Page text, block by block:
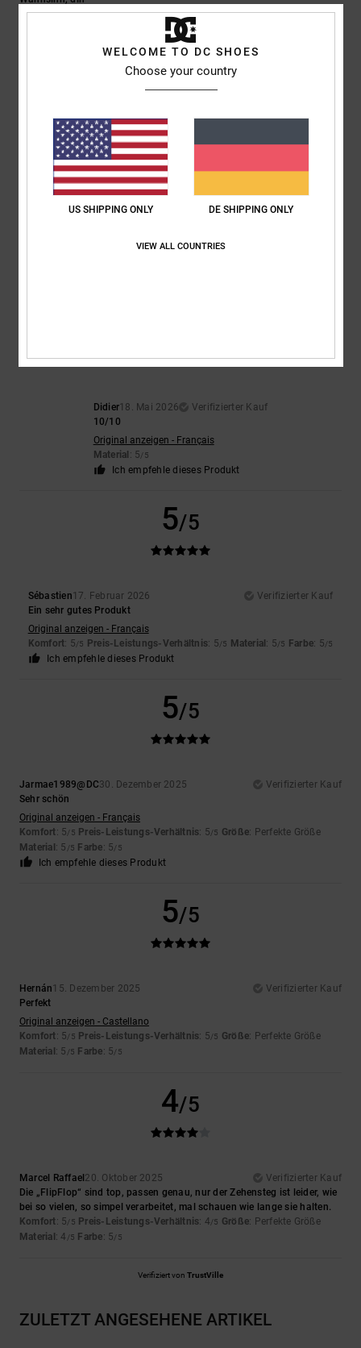
Preis-Leistungs-Verhältnis
5 /5
5. Juni 2026
Ich bin begeistert von den Produkten von DCSHOES! Die
Preis-Leistungs-Verhältnis: 5/5 Größe
Didier18. Mai 2026
Verifizierter Kauf
10/10
Original anzeigen - Français
Material : 5/5
Ich empfehle dieses Produkt
5/5
Sébastien17. Februar 2026
Verifizierter Kauf
Ein sehr gutes Produkt
Original anzeigen - Français
Komfort: 5/5 Preis-Leistungs-Verhältnis: 5/5 Material : 5/5 Farbe: 5/5
Ich empfehle dieses Produkt
5/5
Jarmae1989@DC30. Dezember 2025
Verifizierter Kauf
Sehr schön
Original anzeigen - Français
Komfort: 5/5 Preis-Leistungs-Verhältnis: 5/5 Größe: Perfekte Größe
Material : 5 /5 Farbe: 5/5
Ich empfehle dieses Produkt
5/5
Hernán15. Dezember 2025
Verifizierter Kauf
Perfekt
Original anzeigen - Castellano
Komfort: 5/5 Preis-Leistungs-Verhältnis: 5/5 Größe: Perfekte Größe
Material : 5 /5 Farbe: 5/5
4/5
Marcel Raffael 20. Oktober 2025
Verifizierter Kauf
Die „FlipFlop“ sind top, passen genau, nur der Zehensteg ist leider, wie
bei so vielen, so simpel verarbeitet, mal schauen wie lange sie halten.
Komfort: 5/5 Preis-Leistungs-Verhältnis: 4/5 Größe: Perfekte Größe
Material : 4 /5 Farbe: 5/5
Verifiziert von TrustVille
ZULETZT ANGESEHENE ARTIKEL
WELCOME TO DC SHOES
Choose your country
US SHIPPING ONLY DE SHIPPING ONLY
VIEW ALL COUNTRIES